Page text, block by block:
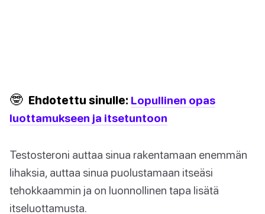
🤓 Ehdotettu sinulle: Lopullinen opas
luottamukseen ja itsetuntoon
Testosteroni auttaa sinua rakentamaan enemmän
lihaksia, auttaa sinua puolustamaan itseäsi
tehokkaammin ja on luonnollinen tapa lisätä
itseluottamusta.